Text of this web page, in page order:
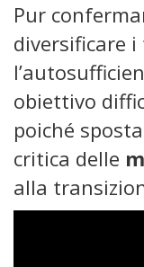
Pur
diversificare
obiettivo
poiché
critica delle
alla